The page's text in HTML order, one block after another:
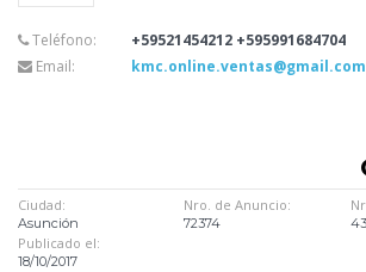
Teléfono:
+59521454212 +595991684704
Email:
kmc.online.ventas@gmail.com
Ciudad:
Asunción
Nro. de Anuncio:
72374
Publicado el:
18/10/2017